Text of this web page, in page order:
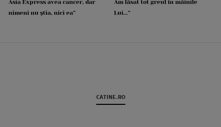
Asia Express avea cancer, dar
nimeni nu știa, nici ea”
Am lăsat tot greul în mâinile
Lui...”
CATINE.RO